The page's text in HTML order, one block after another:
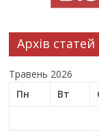
Архів статей
Травень 2026
Пн
Вт